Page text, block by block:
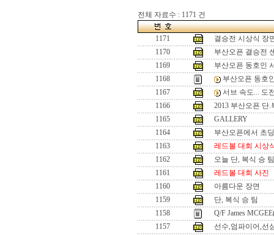
전체 자료수 : 1171 건
1171
결승전 시상식 장
1170
부산오픈 결승전
1169
부산오픈 동호인
1168
부산오픈 동호
1167
서브 속도... 도
1166
2013 부산오픈 단
1165
GALLERY
1164
부산오픈에서 초
1163
레드볼 대회 시상
1162
오늘 단, 복식 승 팀
1161
레드볼 대회 사진
1160
아름다운 장면
1159
단, 복식 승 팀
1158
Q/F James
1157
선수,엄파이어,선